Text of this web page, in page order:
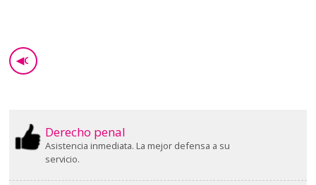
◀GO BACK
Derecho penal
Asistencia inmediata. La mejor defensa a su
servicio.